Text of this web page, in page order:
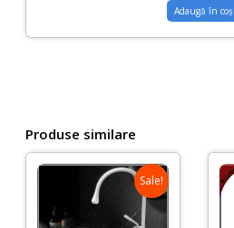
Adaugă în coș
Produse similare
Sale!